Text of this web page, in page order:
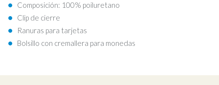
Composición: 100% poiluretano
Clip de cierre
Ranuras para tarjetas
Bolsillo con cremallera para monedas